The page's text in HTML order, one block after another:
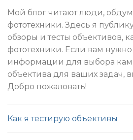
Мой блог читают люди,
фототехники. Здесь я
обзоры и тесты объективов,
фототехники. Если вам
информации для выбора
объектива для ваших задач,
Добро пожаловать!
Как я тестирую объективы